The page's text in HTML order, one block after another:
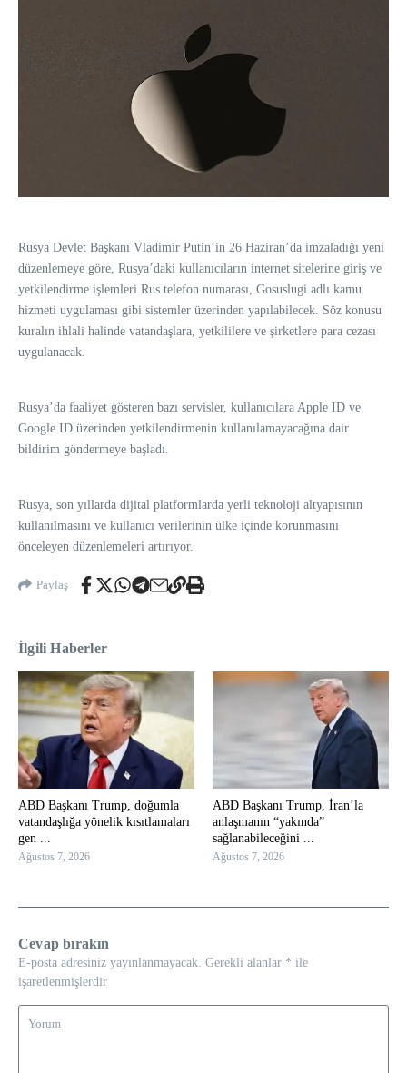
Rusya Devlet Başkanı Vladimir Putin’in 26 Haziran’da imzaladığı yeni
düzenlemeye göre, Rusya’daki kullanıcıların internet sitelerine giriş ve
yetkilendirme işlemleri Rus telefon numarası, Gosuslugi adlı kamu
hizmeti uygulaması gibi sistemler üzerinden yapılabilecek. Söz konusu
kuralın ihlali halinde vatandaşlara, yetkililere ve şirketlere para cezası
uygulanacak.
Rusya’da faaliyet gösteren bazı servisler, kullanıcılara Apple ID ve
Google ID üzerinden yetkilendirmenin kullanılamayacağına dair
bildirim göndermeye başladı.
Rusya, son yıllarda dijital platformlarda yerli teknoloji altyapısının
kullanılmasını ve kullanıcı verilerinin ülke içinde korunmasını
önceleyen düzenlemeleri artırıyor.
Paylaş
İlgili Haberler
ABD Başkanı Trump, doğumla
vatandaşlığa yönelik kısıtlamaları
gen ...
Ağustos 7, 2026
ABD Başkanı Trump, İran’la
anlaşmanın “yakında”
sağlanabileceğini ...
Ağustos 7, 2026
Cevap bırakın
E-posta adresiniz yayınlanmayacak. Gerekli alanlar * ile
işaretlenmişlerdir